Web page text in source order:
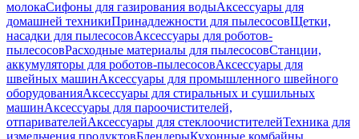
молокаСифоны для газирования водыАксессуары для
домашней техникиПринадлежности для пылесосовЩетки,
насадки для пылесосовАксессуары для роботов-
пылесосовРасходные материалы для пылесосовСтанции,
аккумуляторы для роботов-пылесосовАксессуары для
швейных машинАксессуары для промышленного швейного
оборудованияАксессуары для стиральных и сушильных
машинАксессуары для пароочистителей,
отпаривателейАксессуары для стеклоочистителейТехника для
измельчения продуктовБлендерыКухонные комбайны,